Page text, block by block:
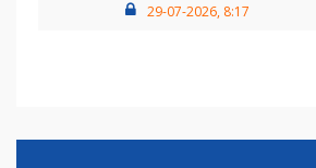
29-07-2026, 8:17